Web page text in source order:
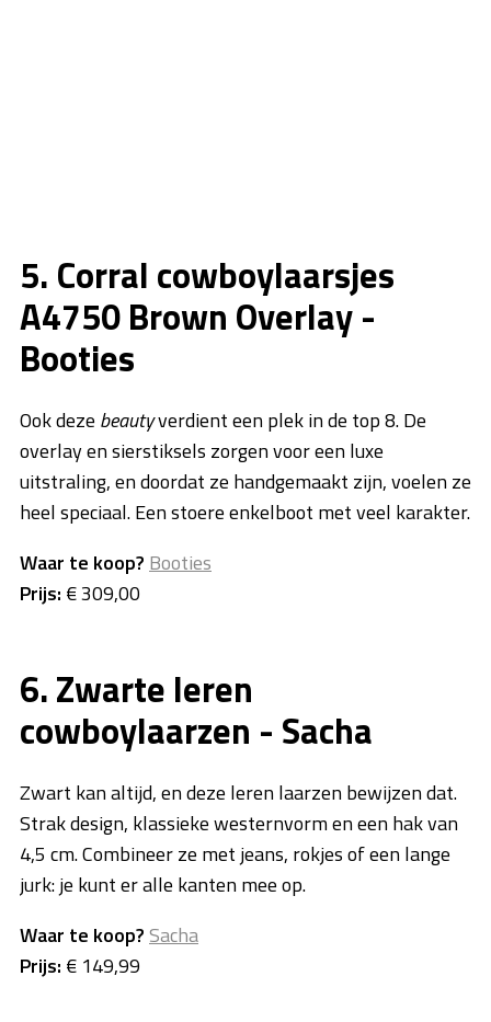
5. Corral cowboylaarsjes
A4750 Brown Overlay -
Booties
Ook deze beautyverdient een plek in de top 8. De
overlay en sierstiksels zorgen voor een luxe
uitstraling, en doordat ze handgemaakt zijn, voelen ze
heel speciaal. Een stoere enkelboot met veel karakter.
Waar te koop? Booties
Prijs: € 309,00
6. Zwarte leren
cowboylaarzen - Sacha
Zwart kan altijd, en deze leren laarzen bewijzen dat.
Strak design, klassieke westernvorm en een hak van
4,5 cm. Combineer ze met jeans, rokjes of een lange
jurk: je kunt er alle kanten mee op.
Waar te koop?Sacha
Prijs: € 149,99